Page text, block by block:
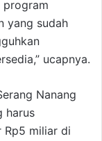
program
yang sudah
ucapnya.
Nanang
harus
Rp5 miliar di